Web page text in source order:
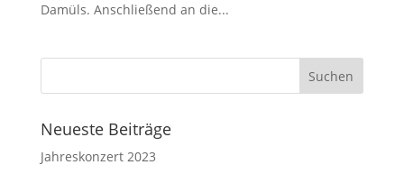
Damüls. Anschließend an die...
Neueste Beiträge
Jahreskonzert 2023